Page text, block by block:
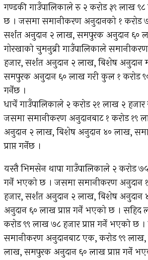
गण्डकी गाउँपालिकाले रु २ करोड ३९ लाख ९८
छ । जसमा समानीकरण अनुदानको १ करोड
सर्शत अनुदान २ लाख, समपुरक अनुदान ६०
गोरखाको चुमनुब्री गाउँपालिकाले
हजार, सर्शत अनुदान २ लाख, बिशेष अनुदान
समपुरक अनुदान ६० लाख गरी कुल १ करोड ९०
गर्नेछ ।
धार्चे गाउँपालिकाले २ करोड २१ लाख २ हजार
जसमा समानीकरण अनुदानबाट १ करोड १९
अनुदान २ लाख, बिशेष अनुदान ४० लाख,
प्राप्त गर्नेछ ।
यस्तै भिमसेन थापा गाउँपालिकाले २ करोड ७५
गर्ने भएको छ । जसमा समानीकरण अनुदान
हजार, सर्शत अनुदान २ लाख, बिशेष
अनुदान ६० लाख प्राप्त गर्ने भएको छ ।
करोड ९९ लाख ७८ हजार प्राप्त गर्ने भएको छ
समानीकरण अनुदानबाट एक, करोड ९९
लाख, समपुरक अनुदान ६० लाख प्राप्त गर्ने